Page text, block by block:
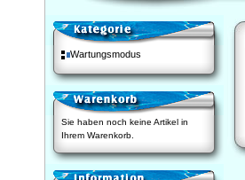
Wartungsmodus
Sie haben noch keine Artikel in
Ihrem Warenkorb.